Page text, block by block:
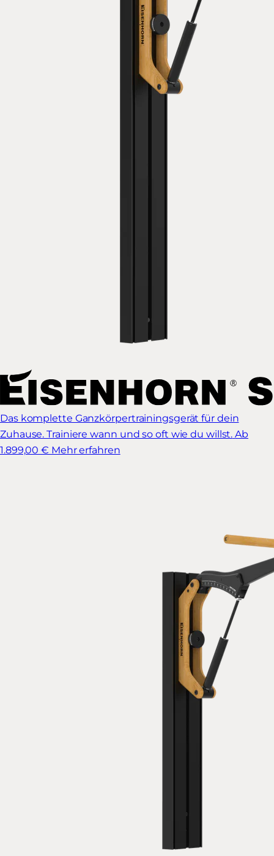
Das komplette Ganzkörpertrainingsgerät für dein
Zuhause. Trainiere wann und so oft wie du willst. Ab
1.899,00 € Mehr erfahren